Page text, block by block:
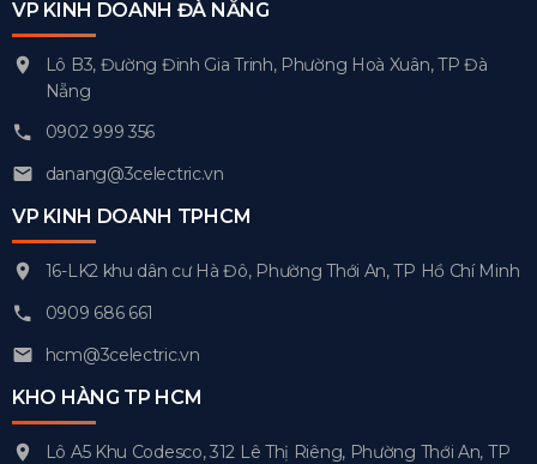
VP KINH DOANH ĐÀ NẴNG
Lô B3, Đường Đinh Gia Trinh, Phường Hoà Xuân, TP Đà
Nẵng
0902 999 356
danang@3celectric.vn
VP KINH DOANH TPHCM
16-LK2 khu dân cư Hà Đô, Phường Thới An, TP Hồ Chí Minh
0909 686 661
hcm@3celectric.vn
KHO HÀNG TP HCM
Lô A5 Khu Codesco, 312 Lê Thị Riêng, Phường Thới An, TP